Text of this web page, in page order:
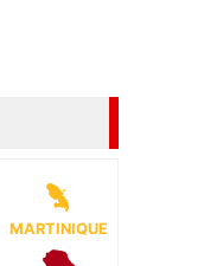
MARTINIQUE